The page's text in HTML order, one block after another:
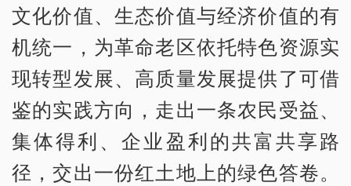
文化价值、生态价值与经济价值的有
机统一，为革命老区依托特色资源实
现转型发展、高质量发展提供了可借
鉴的实践方向，走出一条农民受益、
集体得利、企业盈利的共富共享路
径，交出一份红土地上的绿色答卷。